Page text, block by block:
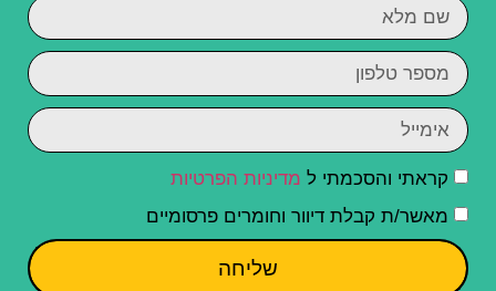
קראתי והסכמתי ל מדיניות הפרטיות
מאשר/ת קבלת דיוור וחומרים פרסומיים
שליחה